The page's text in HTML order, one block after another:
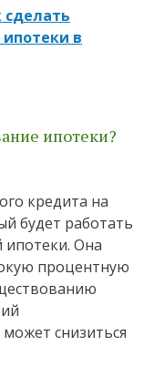
сделать
в
ипотеки?
кредита на
будет работать
ипотеки. Она
процентную
снизиться